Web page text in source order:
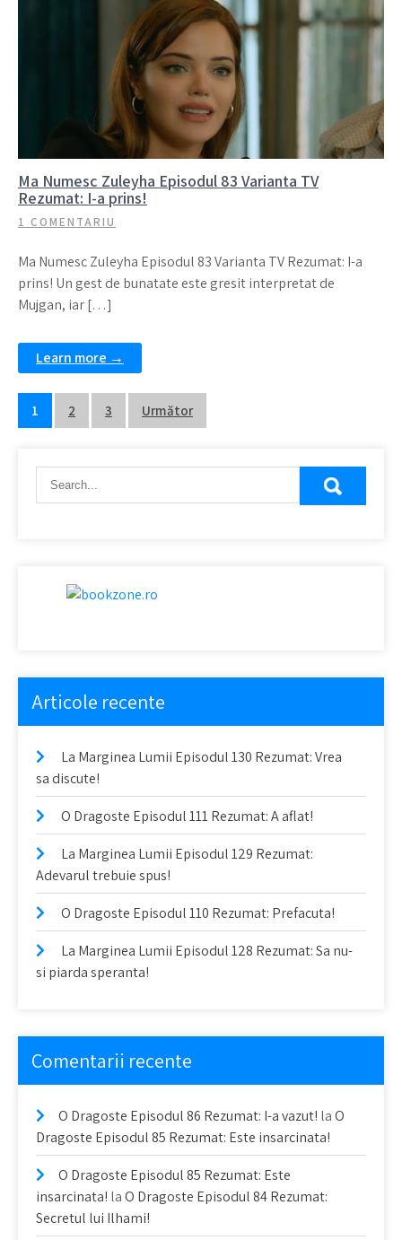
Ma Numesc Zuleyha Episodul 83 Varianta TV
Rezumat: I-a prins!
1 COMENTARIU
Ma Numesc Zuleyha Episodul 83 Varianta TV Rezumat: I-a
prins! Un gest de bunatate este gresit interpretat de
Mujgan, iar […]
Learn more →
Navigare
articole
1 2 3 Următor
Articole recente
La Marginea Lumii Episodul 130 Rezumat: Vrea
sa discute!
O Dragoste Episodul 111 Rezumat: A aflat!
La Marginea Lumii Episodul 129 Rezumat:
Adevarul trebuie spus!
O Dragoste Episodul 110 Rezumat: Prefacuta!
La Marginea Lumii Episodul 128 Rezumat: Sa nu-
si piarda speranta!
Comentarii recente
O Dragoste Episodul 86 Rezumat: I-a vazut! laO
Dragoste Episodul 85 Rezumat: Este insarcinata!
O Dragoste Episodul 85 Rezumat: Este
insarcinata! laO Dragoste Episodul 84 Rezumat:
Secretul lui Ilhami!